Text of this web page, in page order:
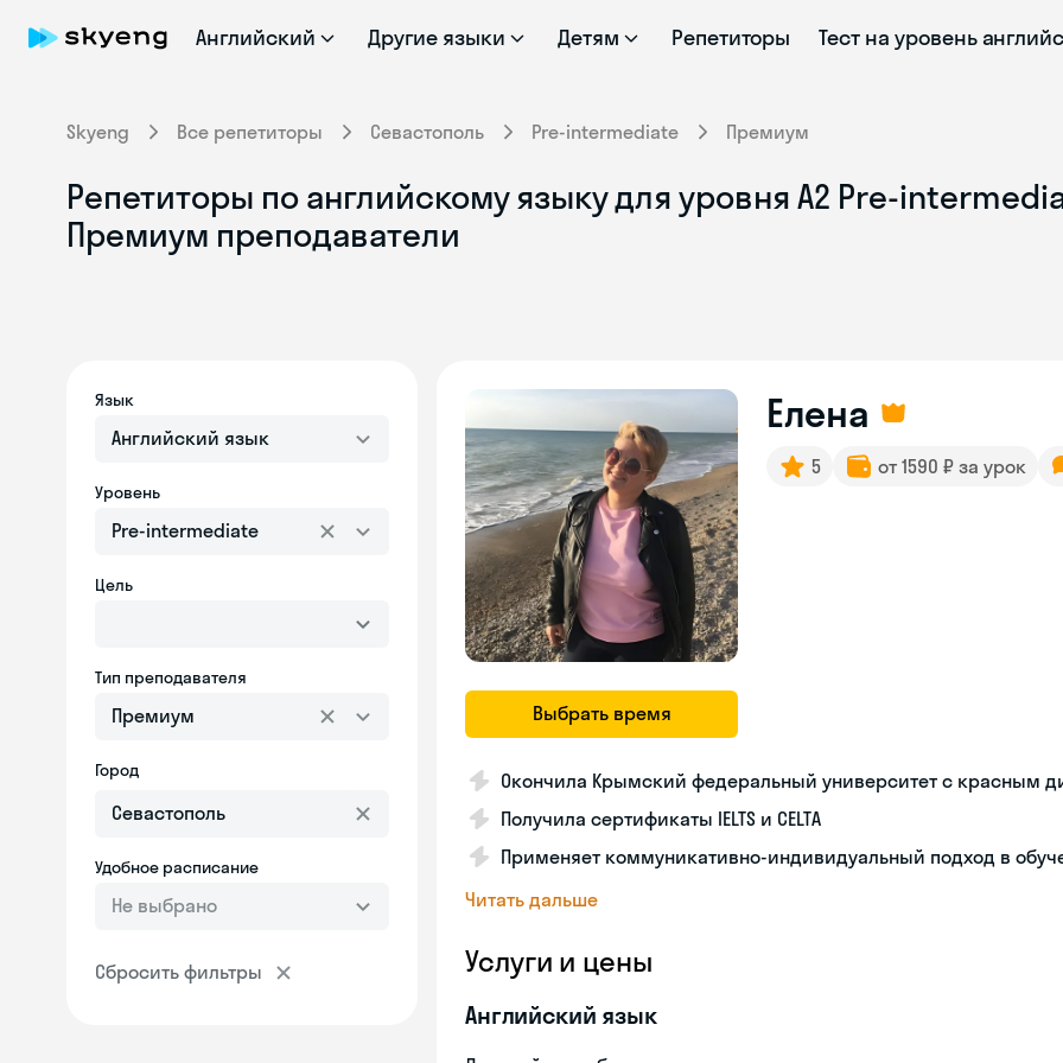
Английский Другие языки Детям Репетиторы Тест на уровень
Skyeng Все репетиторы Севастополь Pre-intermediate Премиум
Репетиторы по английскому языку для уровня A2 Pre-
Премиум преподаватели
Язык
Английский язык
Уровень
Pre-intermediate
Цель
Тип преподавателя
Премиум
Город
Удобное расписание
Не выбрано
Сбросить фильтры
Выбрать время
Елена
5 от 1590 ₽ за урок
Окончила Крымский федеральный университет с красным
Получила сертификаты IELTS и CELTA
Применяет коммуникативно-индивидуальный подход в
Читать дальше
Услуги и цены
Английский язык